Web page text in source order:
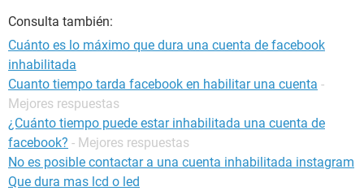
Consulta también:
Cuánto es lo máximo que dura una cuenta de facebook
inhabilitada
Cuanto tiempo tarda facebook en habilitar una cuenta -
Mejores respuestas
¿Cuánto tiempo puede estar inhabilitada una cuenta de
facebook? - Mejores respuestas
No es posible contactar a una cuenta inhabilitada instagram
Que dura mas lcd o led